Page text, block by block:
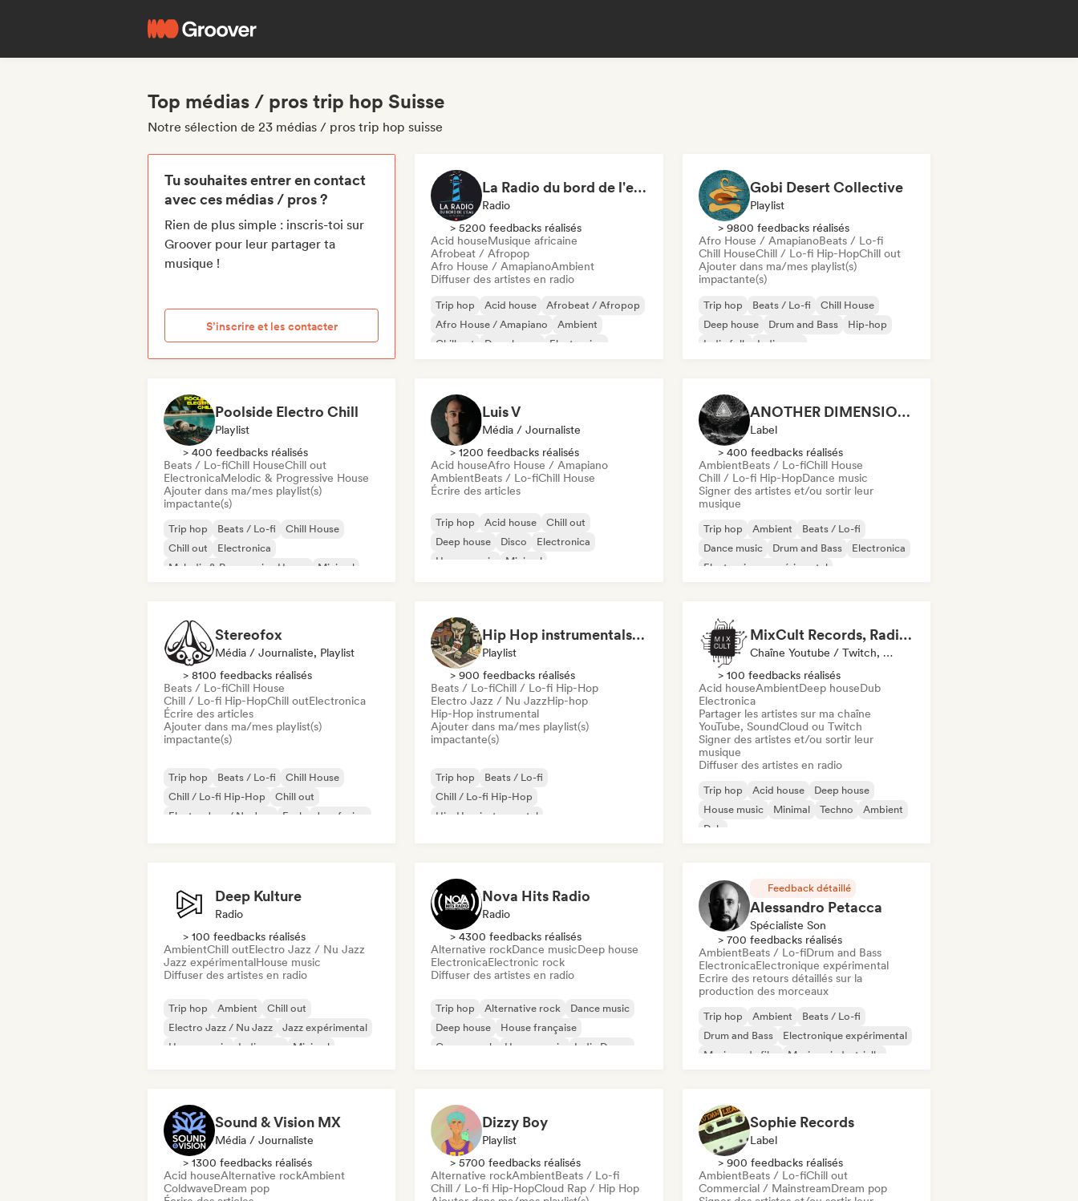
Top médias / pros trip hop Suisse
Notre sélection de 23 médias / pros trip hop suisse
Tu souhaites entrer en contact
avec ces médias / pros ?
Rien de plus simple : inscris-toi sur
Groover pour leur partager ta
musique !
S’inscrire et les contacter
La Radio du bord de l'eau - DAB+ Radio Station (Switzerland)
Radio
> 5200 feedbacks réalisés
Acid houseMusique africaine
Afrobeat / Afropop
Afro House / AmapianoAmbient
Diffuser des artistes en radio
Trip hop Acid house
Afrobeat / Afropop
Afro House / Amapiano
Ambient
Chill out
Deep house Electronica
Gobi Desert Collective
Playlist
> 9800 feedbacks réalisés
Afro House / AmapianoBeats / Lo-fi
Chill HouseChill / Lo-fi Hip-HopChill out
Ajouter dans ma/mes playlist(s)
impactante(s)
Trip hop Beats / Lo-fi
Chill House
Deep house
Drum and Bass
Hip-hop
Indie folk
Indie pop
Poolside Electro Chill
Playlist
> 400 feedbacks réalisés
Beats / Lo-fiChill HouseChill out
ElectronicaMelodic & Progressive House
Ajouter dans ma/mes playlist(s)
impactante(s)
Trip hop Beats / Lo-fi
Chill House
Chill out
Electronica
Melodic & Progressive House
Minimal
Luis V
Média / Journaliste
> 1200 feedbacks réalisés
Acid houseAfro House / Amapiano
AmbientBeats / Lo-fiChill House
Écrire des articles
Trip hop Acid house
Chill out
Deep house
Disco
Electronica
House music
Minimal
ANOTHER DIMENSION MUSIC
Label
> 400 feedbacks réalisés
AmbientBeats / Lo-fiChill House
Chill / Lo-fi Hip-HopDance music
Signer des artistes et/ou sortir leur
musique
Trip hop Ambient
Beats / Lo-fi
Dance music
Drum and Bass
Electronica
Electronique expérimental
Stereofox
Média / Journaliste, Playlist
> 8100 feedbacks réalisés
Beats / Lo-fiChill House
Chill / Lo-fi Hip-HopChill outElectronica
Écrire des articles
Ajouter dans ma/mes playlist(s)
impactante(s)
Trip hop Beats / Lo-fi
Chill House
Chill / Lo-fi Hip-Hop
Chill out
Electro Jazz / Nu Jazz
Funk Jazz fusion
Hip Hop instrumentals - Underground boombap & Lo Fi Hip Hop (by Snaap)
Playlist
> 900 feedbacks réalisés
Beats / Lo-fiChill / Lo-fi Hip-Hop
Electro Jazz / Nu JazzHip-hop
Hip-Hop instrumental
Ajouter dans ma/mes playlist(s)
impactante(s)
Trip hop
Beats / Lo-fi
Chill / Lo-fi Hip-Hop
Hip-Hop instrumental
MixCult Records, Radio and Sub Labels
Chaîne Youtube / Twitch, Label, Radio
> 100 feedbacks réalisés
Acid houseAmbientDeep houseDub
Electronica
Partager les artistes sur ma chaîne
YouTube, SoundCloud ou Twitch
Signer des artistes et/ou sortir leur
musique
Diffuser des artistes en radio
Trip hop Acid house
Deep house
House music
Minimal Techno
Ambient
Dub
Deep Kulture
Radio
> 100 feedbacks réalisés
AmbientChill outElectro Jazz / Nu Jazz
Jazz expérimentalHouse music
Diffuser des artistes en radio
Trip hop Ambient
Chill out
Electro Jazz / Nu Jazz
Jazz expérimental
House music
Indie pop Minimal
Nova Hits Radio
Radio
> 4300 feedbacks réalisés
Alternative rockDance musicDeep house
ElectronicaElectronic rock
Diffuser des artistes en radio
Trip hop Alternative rock
Dance music
Deep house
House française
Garage rock
House music Indie Dance
Feedback détaillé
Alessandro Petacca
Spécialiste Son
> 700 feedbacks réalisés
AmbientBeats / Lo-fiDrum and Bass
ElectronicaElectronique expérimental
Ecrire des retours détaillés sur la
production des morceaux
Trip hop Ambient
Beats / Lo-fi
Drum and Bass
Electronique expérimental
Musique de film
Musique industrielle
Sound & Vision MX
Média / Journaliste
> 1300 feedbacks réalisés
Acid houseAlternative rockAmbient
ColdwaveDream pop
Dizzy Boy
Playlist
> 5700 feedbacks réalisés
Alternative rockAmbientBeats / Lo-fi
Chill / Lo-fi Hip-HopCloud Rap / Hip Hop
Sophie Records
Label
> 900 feedbacks réalisés
AmbientBeats / Lo-fiChill out
Commercial / MainstreamDream pop